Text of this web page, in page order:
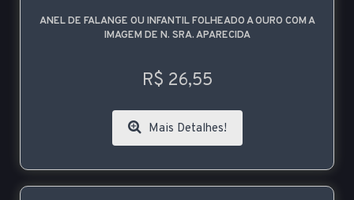
ANEL DE FALANGE OU INFANTIL FOLHEADO A OURO COM A
IMAGEM DE N. SRA. APARECIDA
R$ 26,55
Mais Detalhes!